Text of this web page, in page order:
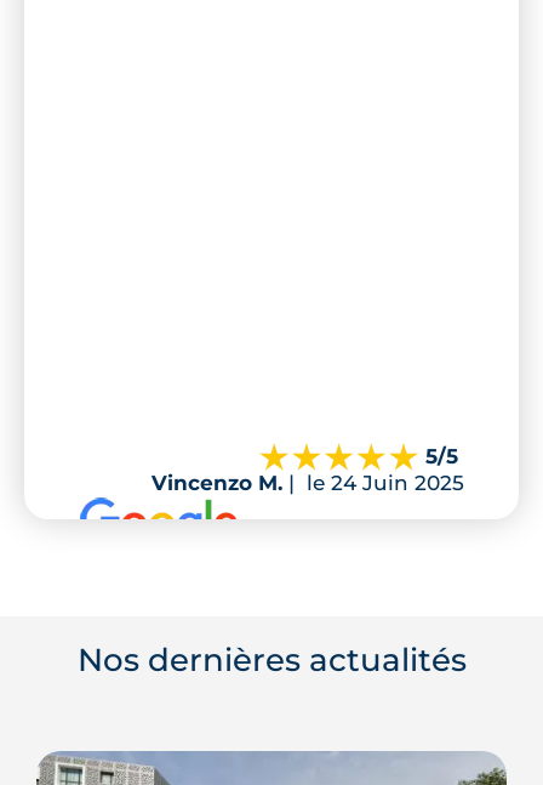
5/5
Vincenzo M. | le 24 Juin 2025
Nos dernières actualités